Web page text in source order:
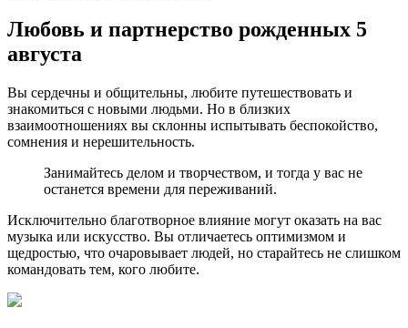
Любовь и партнерство рожденных 5
августа
Вы сердечны и общительны, любите путешествовать и
знакомиться с новыми людьми. Но в близких
взаимоотношениях вы склонны испытывать беспокойство,
сомнения и нерешительность.
Занимайтесь делом и творчеством, и тогда у вас не
останется времени для переживаний.
Исключительно благотворное влияние могут оказать на вас
музыка или искусство. Вы отличаетесь оптимизмом и
щедростью, что очаровывает людей, но старайтесь не слишком
командовать тем, кого любите.